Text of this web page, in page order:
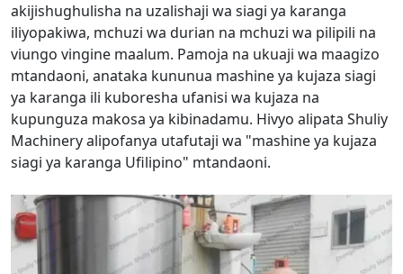
akijishughulisha na uzalishaji wa siagi ya karanga
iliyopakiwa, mchuzi wa durian na mchuzi wa pilipili na
viungo vingine maalum. Pamoja na ukuaji wa maagizo
mtandaoni, anataka kununua mashine ya kujaza siagi
ya karanga ili kuboresha ufanisi wa kujaza na
kupunguza makosa ya kibinadamu. Hivyo alipata Shuliy
Machinery alipofanya utafutaji wa "mashine ya kujaza
siagi ya karanga Ufilipino" mtandaoni.